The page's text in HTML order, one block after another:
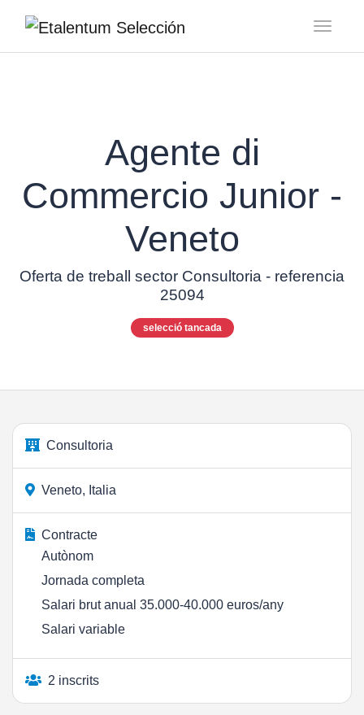
Agente di
Commercio Junior -
Veneto
Oferta de treball sector Consultoria - referencia
25094
selecció tancada
Consultoria
Veneto, Italia
Contracte
Autònom
Jornada completa
Salari brut anual 35.000-40.000 euros/any
Salari variable
2 inscrits